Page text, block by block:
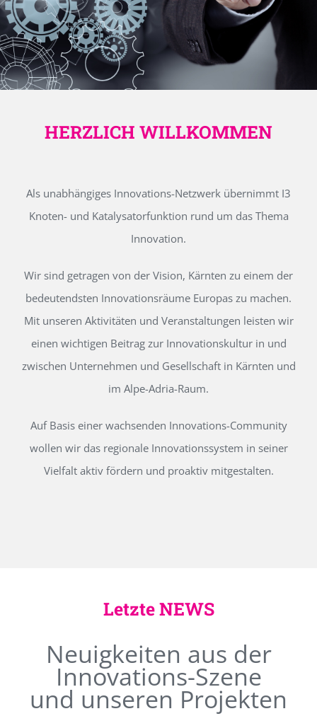
HERZLICH WILLKOMMEN
Als unabhängiges Innovations-Netzwerk übernimmt I3
Knoten- und Katalysatorfunktion rund um das Thema
Innovation.
Wir sind getragen von der Vision, Kärnten zu einem der
bedeutendsten Innovationsräume Europas zu machen.
Mit unseren Aktivitäten und Veranstaltungen leisten wir
einen wichtigen Beitrag zur Innovationskultur in und
zwischen Unternehmen und Gesellschaft in Kärnten und
im Alpe-Adria-Raum.
Auf Basis einer wachsenden Innovations-Community
wollen wir das regionale Innovationssystem in seiner
Vielfalt aktiv fördern und proaktiv mitgestalten.
Letzte NEWS
Neuigkeiten aus der
Innovations-Szene
und unseren Projekten